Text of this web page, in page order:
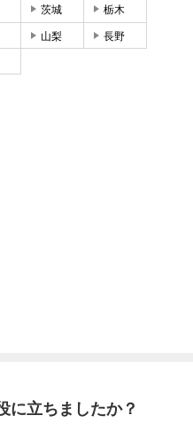
茨城 栃木
山梨 長野
に立ちましたか？